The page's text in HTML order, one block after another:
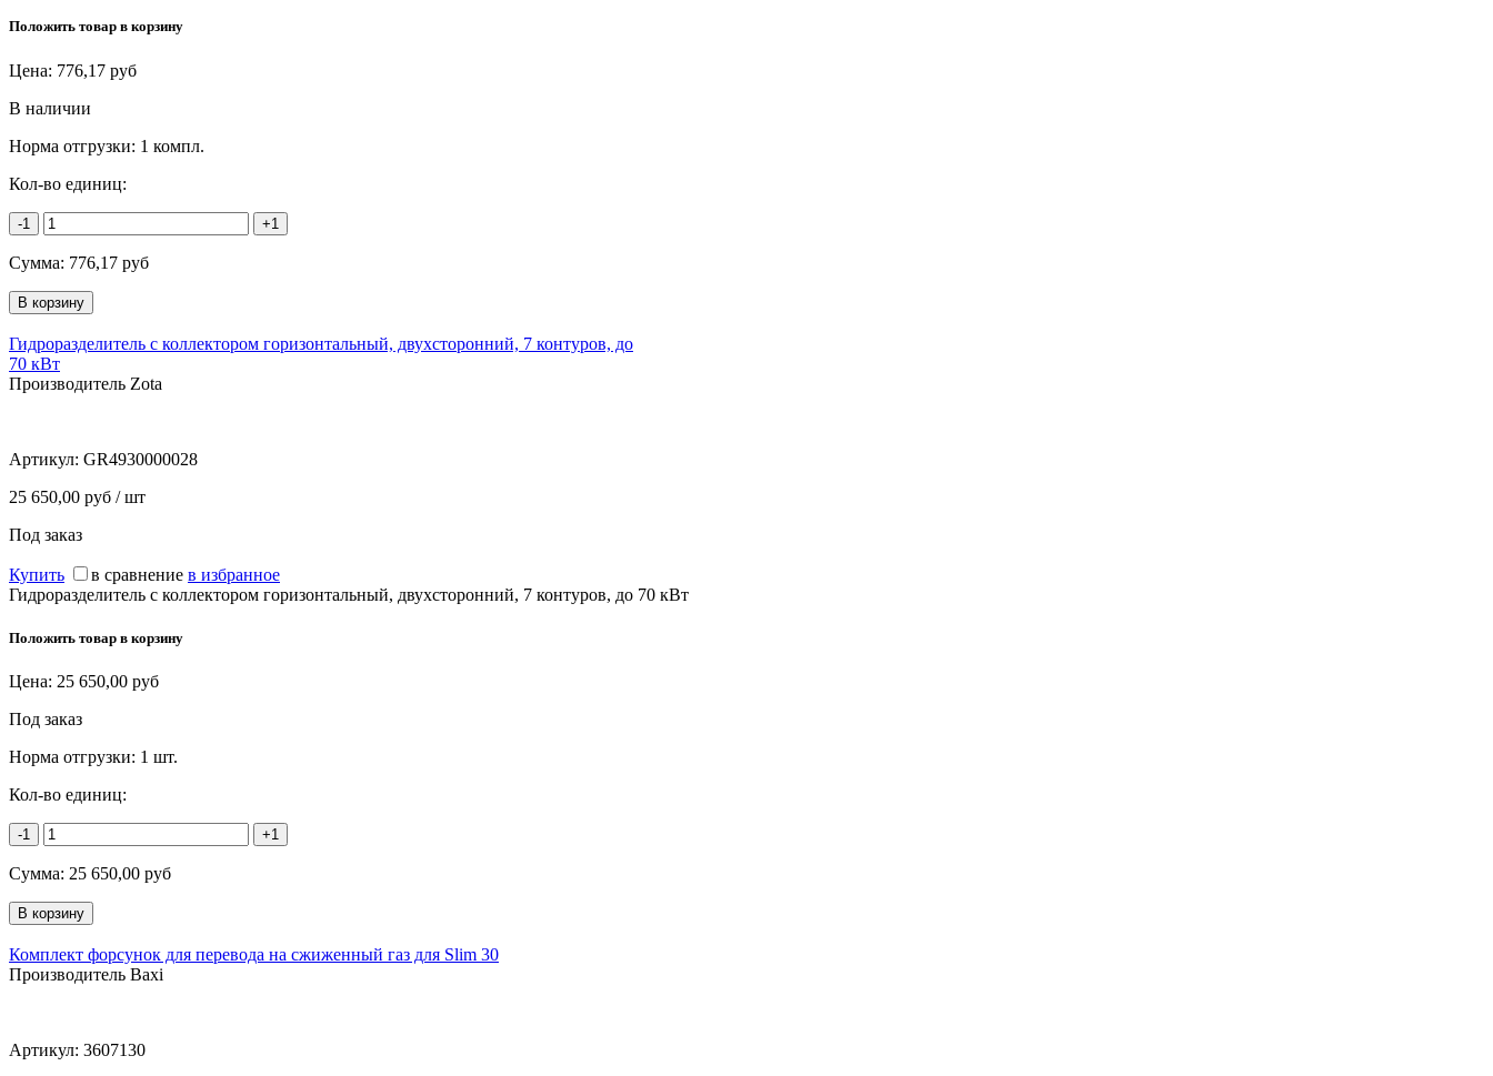
Положить товар в корзину
Цена: 776,17 руб
В наличии
Норма отгрузки: 1 компл.
Кол-во единиц:
-1 +1
Сумма: 776,17 руб
Гидроразделитель с коллектором горизонтальный, двухсторонний, 7 контуров, до
70 кВт
Производитель Zota
Артикул: GR4930000028
25 650,00 руб / шт
Под заказ
Купить в сравнение в избранное
Гидроразделитель с коллектором горизонтальный, двухсторонний, 7 контуров, до 70 кВт
Положить товар в корзину
Цена: 25 650,00 руб
Под заказ
Норма отгрузки: 1 шт.
Кол-во единиц:
-1 +1
Сумма: 25 650,00 руб
Комплект форсунок для перевода на сжиженный газ для Slim 30
Производитель Baxi
Артикул: 3607130